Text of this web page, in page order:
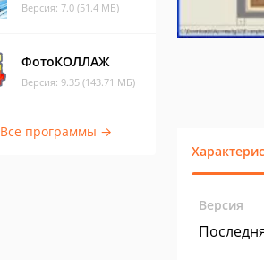
Версия: 7.0 (51.4 МБ)
ФотоКОЛЛАЖ
Версия: 9.35 (143.71 МБ)
Все программы →
Версия